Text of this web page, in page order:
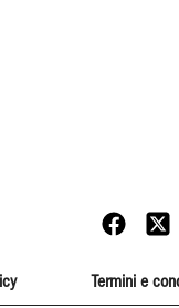
Termini e